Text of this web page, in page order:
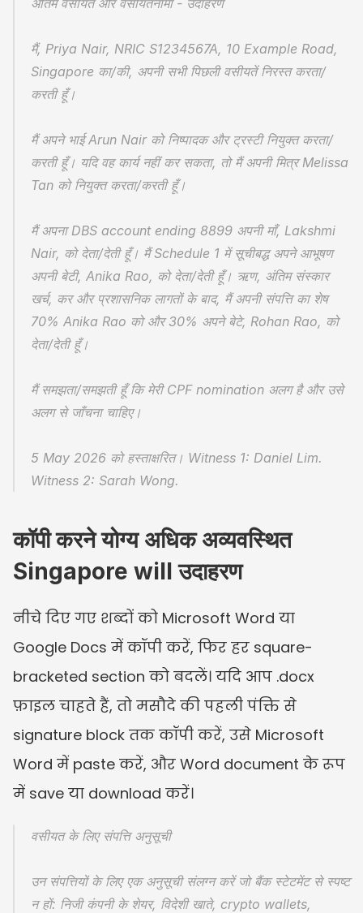
मैं, Priya Nair, NRIC S1234567A, 10 Example Road,
Singapore का/की, अपनी सभी पिछली वसीयतें निरस्त करता/
करती हूँ।
मैं अपने भाई Arun Nair को निष्पादक और ट्रस्टी नियुक्त करता/
करती हूँ। यदि वह कार्य नहीं कर सकता, तो मैं अपनी मित्र Melissa
Tan को नियुक्त करता/करती हूँ।
मैं अपना DBS account ending 8899 अपनी माँ, Lakshmi
Nair, को देता/देती हूँ। मैं Schedule 1 में सूचीबद्ध अपने आभूषण
अपनी बेटी, Anika Rao, को देता/देती हूँ। ऋण, अंतिम संस्कार
खर्च, कर और प्रशासनिक लागतों के बाद, मैं अपनी संपत्ति का शेष
70% Anika Rao को और 30% अपने बेटे, Rohan Rao, को
देता/देती हूँ।
मैं समझता/समझती हूँ कि मेरी CPF nomination अलग है और उसे
अलग से जाँचना चाहिए।
5 May 2026 को हस्ताक्षरित। Witness 1: Daniel Lim.
Witness 2: Sarah Wong.
कॉपी करने योग्य अधिक अव्यवस्थित
Singapore will उदाहरण
नीचे दिए गए शब्दों को Microsoft Word या
Google Docs में कॉपी करें, फिर हर square-
bracketed section को बदलें। यदि आप .docx
फ़ाइल चाहते हैं, तो मसौदे की पहली पंक्ति से
signature block तक कॉपी करें, उसे Microsoft
Word में paste करें, और Word document के रूप
में save या download करें।
वसीयत के लिए संपत्ति अनुसूची
उन संपत्तियों के लिए एक अनुसूची संलग्न करें जो बैंक स्टेटमेंट से स्पष्ट
न हों: निजी कंपनी के शेयर, विदेशी खाते, crypto wallets,